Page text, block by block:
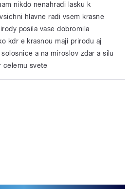
nikdo nenahradi lasku k
hlavne radi vsem krasne
posila vase dobromila
kdr e krasnou maji prirodu aj
a na miroslov zdar a silu
celemu svete